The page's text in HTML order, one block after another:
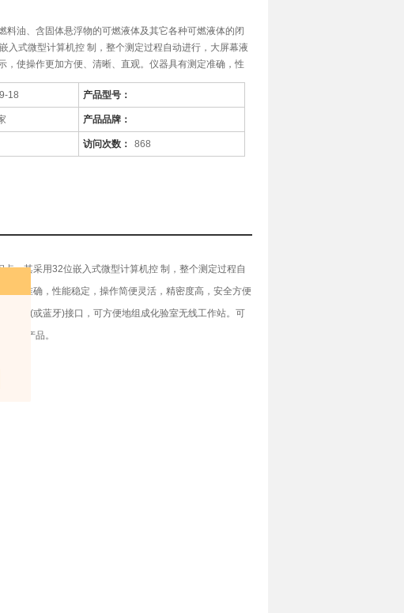
料油、含固体悬浮物的可燃液体及其它各种可燃液体的闭
入式微型计算机控 制，整个测定过程自动进行，大屏幕液
，使操作更加方便、清晰、直观。仪器具有测定准确，性
18 产品型号：
产品品牌：
访问次数： 868
。其采用32位嵌入式微型计算机控 制，整个测定过程自
定准确，性能稳定，操作简便灵活，精密度高，安全方便
无线(或蓝牙)接口，可方便地组成化验室无线工作站。可
代产品。